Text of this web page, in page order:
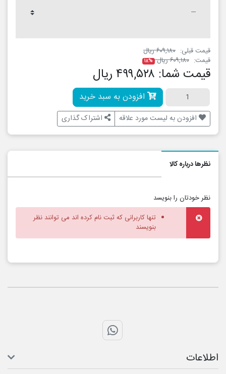
قیمت قبلی: ۶۰۹,۱۸۰ ریال
قیمت: ۶۰۹,۱۸۰ ریال ۱۸%
قیمت شما: ۴۹۹,۵۲۸ ریال
افزودن به سبد خرید
افزودن به لیست مورد علاقه اشتراک گذاری
نظرها درباره کالا
نظر خودتان را بنویسد
تنها کاربرانی که ثبت نام کرده اند می توانند نظر
بنویسند
تماس با واتس اپ
اطلاعات